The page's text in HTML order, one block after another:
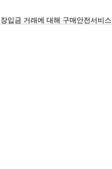
입금 거래에 대해 구매안전서비